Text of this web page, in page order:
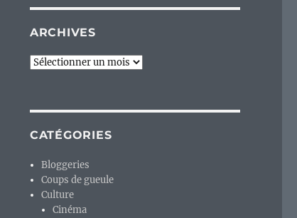
ARCHIVES
Archives
CATÉGORIES
Bloggeries
Coups de gueule
Culture
Cinéma